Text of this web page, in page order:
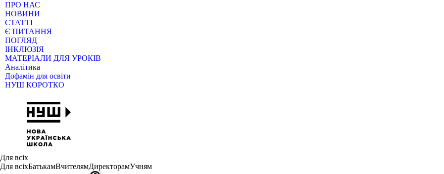
ПРО НАС
НОВИНИ
СТАТТІ
Є ПИТАННЯ
ПОГЛЯД
ІНКЛЮЗІЯ
МАТЕРІАЛИ ДЛЯ УРОКІВ
Аналітика
Дофамін для освіти
НУШ КОРОТКО
Для всіх
Для всіхБатькамВчителямДиректорамУчням